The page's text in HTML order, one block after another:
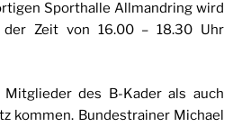
Sporthalle Allmandring wird
Zeit von 16.00 – 18.30 Uhr
des B-Kader als auch
kommen. Bundestrainer Michael